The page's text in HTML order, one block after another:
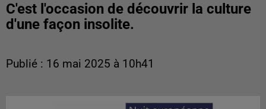
C'est l'occasion de découvrir la culture
d'une façon insolite.
Publié : 16 mai 2025 à 10h41